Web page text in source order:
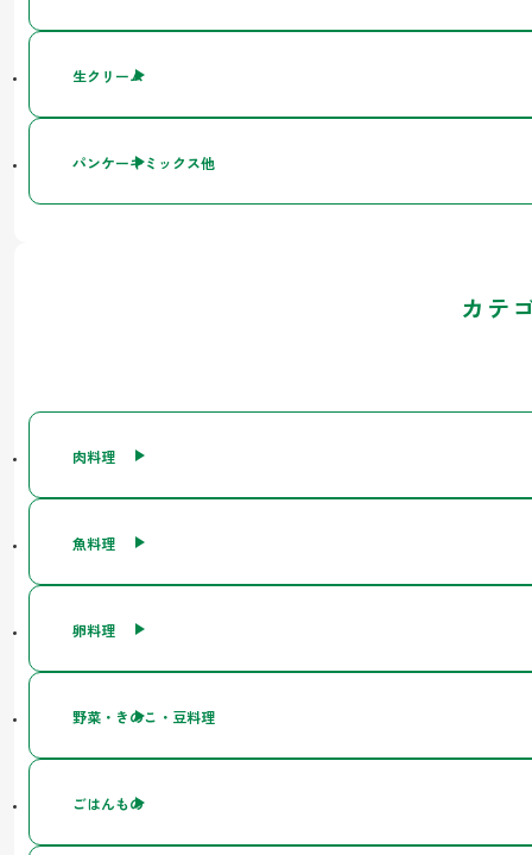
生クリーム
パンケーキミックス他
カテ
肉料理
魚料理
卵料理
野菜・きのこ・豆料理
ごはんもの